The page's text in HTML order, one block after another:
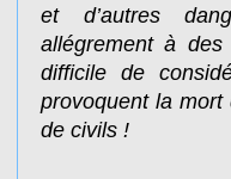
et d’autres
allégrement à des
difficile de
provoquent la
de civils !